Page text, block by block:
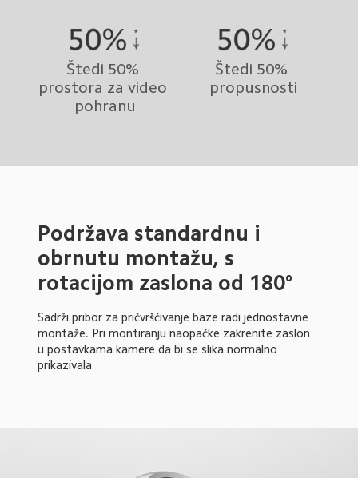
Štedi 50%
prostora za video
pohranu
Štedi 50%
propusnosti
Podržava standardnu i
obrnutu montažu, s
rotacijom zaslona od 180°
Sadrži pribor za pričvršćivanje baze radi jednostavne
montaže. Pri montiranju naopačke zakrenite zaslon
u postavkama kamere da bi se slika normalno
prikazivala